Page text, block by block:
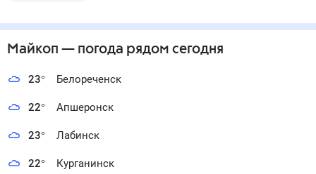
Майкоп — погода рядом сегодня
23° Белореченск
22° Апшеронск
23° Лабинск
22° Курганинск